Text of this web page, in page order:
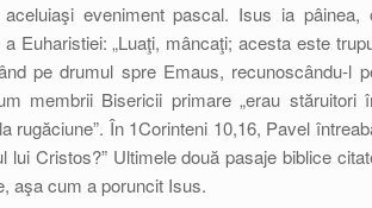
eveniment pascal. Isus ia pâinea,
Euharistiei: „Luaţi, mâncaţi; acesta este
pe drumul spre Emaus, recunoscându-l
membrii Bisericii primare „erau stăruitori
rugăciune”. În 1Corinteni 10,16, Pavel
Cristos?” Ultimele două pasaje biblice
aşa cum a poruncit Isus.